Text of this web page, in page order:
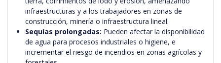
infraestructuras y a los trabajadores en zonas de
construcción, minería o infraestructura lineal.
Sequías prolongadas: Pueden afectar la disponibilidad
de agua para procesos industriales o higiene, e
incrementar el riesgo de incendios en zonas agrícolas y